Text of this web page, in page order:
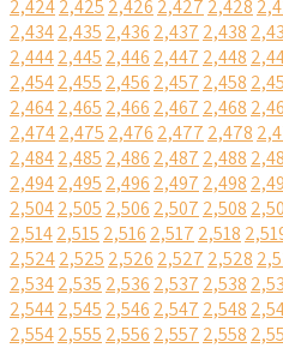
2,4242,425 2,426 2,427 2,428
2,4342,435 2,436 2,437 2,438
2,4442,445 2,446 2,447 2,448
2,4542,455 2,456 2,457 2,458
2,4642,465 2,466 2,467 2,468
2,4742,475 2,476 2,477 2,478
2,4842,485 2,486 2,487 2,488
2,4942,495 2,496 2,497 2,498
2,5042,505 2,506 2,507 2,508
2,5142,515 2,516 2,517 2,518
2,5242,525 2,526 2,527 2,528
2,5342,535 2,536 2,537 2,538
2,5442,545 2,546 2,547 2,548
2,5542,555 2,556 2,557 2,558